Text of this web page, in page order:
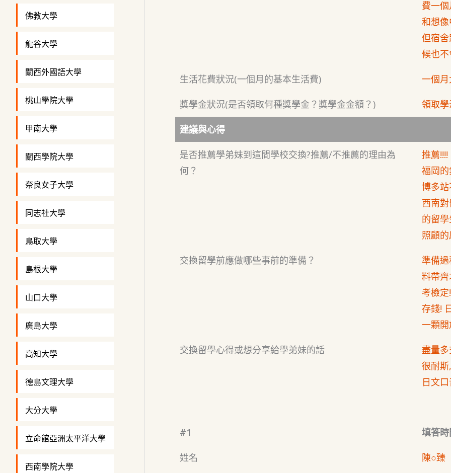
佛教大學
龍谷大學
關西外國語大學
桃山學院大學
甲南大學
關西學院大學
奈良女子大學
同志社大學
鳥取大學
島根大學
山口大學
廣島大學
高知大學
德島文理大學
大分大學
立命館亞洲太平洋大學
西南學院大學
費一
和想
但宿
候也
生活花費狀況(一個月的基本生活費) 一個
獎學金狀況(是否領取何種獎學金？獎學金金額？) 領取
建議與心得
是否推薦學弟妹到這間學校交換?推薦/不推薦的理由為
何？
推薦!!!!
福岡
博多
西南
的留
照顧
交換留學前應做哪些事前的準備？
準備
料帶
考檢
存錢!
一顆
交換留學心得或想分享給學弟妹的話
盡量
很耐
日文
#1 填答
姓名 陳○臻